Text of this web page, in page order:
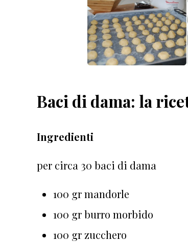
Baci di dama: la
Ingredienti
per circa 30 baci di dama
100 gr mandorle
100 gr burro morbido
100 gr zucchero